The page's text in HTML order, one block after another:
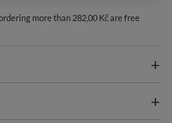
more than 282,00 Kč are free